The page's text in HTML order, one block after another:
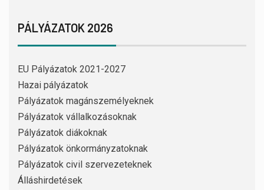
PÁLYÁZATOK 2026
EU Pályázatok 2021-2027
Hazai pályázatok
Pályázatok magánszemélyeknek
Pályázatok vállalkozásoknak
Pályázatok diákoknak
Pályázatok önkormányzatoknak
Pályázatok civil szervezeteknek
Álláshirdetések